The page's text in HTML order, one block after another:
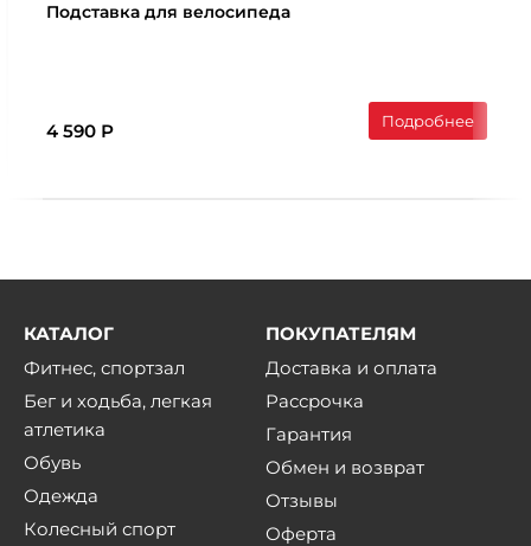
Подставка для велосипеда
4 590 Р Подробнее
КАТАЛОГ
Фитнес, спортзал
Бег и ходьба, легкая
атлетика
Обувь
Одежда
Колесный спорт
ПОКУПАТЕЛЯМ
Доставка и оплата
Рассрочка
Гарантия
Обмен и возврат
Отзывы
Оферта